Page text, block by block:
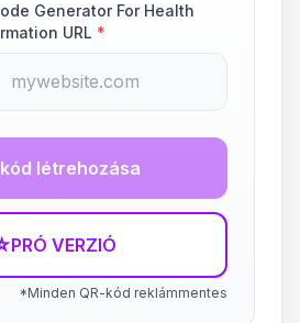
Generator For Health
URL *
létrehozása
PRÓ VERZIÓ
*Minden QR-kód reklámmentes